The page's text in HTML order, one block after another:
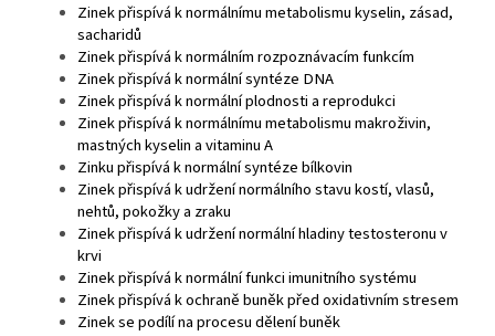
Zinek přispívá k normálnímu metabolismu kyselin, zásad,
sacharidů
Zinek přispívá k normálním rozpoznávacím funkcím
Zinek přispívá k normální syntéze DNA
Zinek přispívá k normální plodnosti a reprodukci
Zinek přispívá k normálnímu metabolismu makroživin,
mastných kyselin a vitaminu A
Zinku přispívá k normální syntéze bílkovin
Zinek přispívá k udržení normálního stavu kostí, vlasů,
nehtů, pokožky a zraku
Zinek přispívá k udržení normální hladiny testosteronu v
krvi
Zinek přispívá k normální funkci imunitního systému
Zinek přispívá k ochraně buněk před oxidativním stresem
Zinek se podílí na procesu dělení buněk